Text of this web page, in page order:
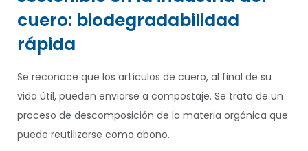
cuero: biodegradabilidad
rápida
Se reconoce que los artículos de cuero, al final de su
vida útil, pueden enviarse a compostaje. Se trata de un
proceso de descomposición de la materia orgánica que
puede reutilizarse como abono.